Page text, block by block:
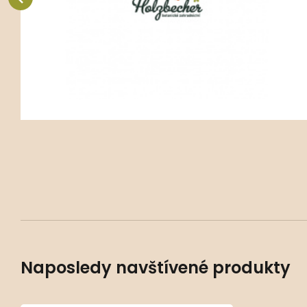
Oblíbený
Porovnat
Naposledy navštívené produkty